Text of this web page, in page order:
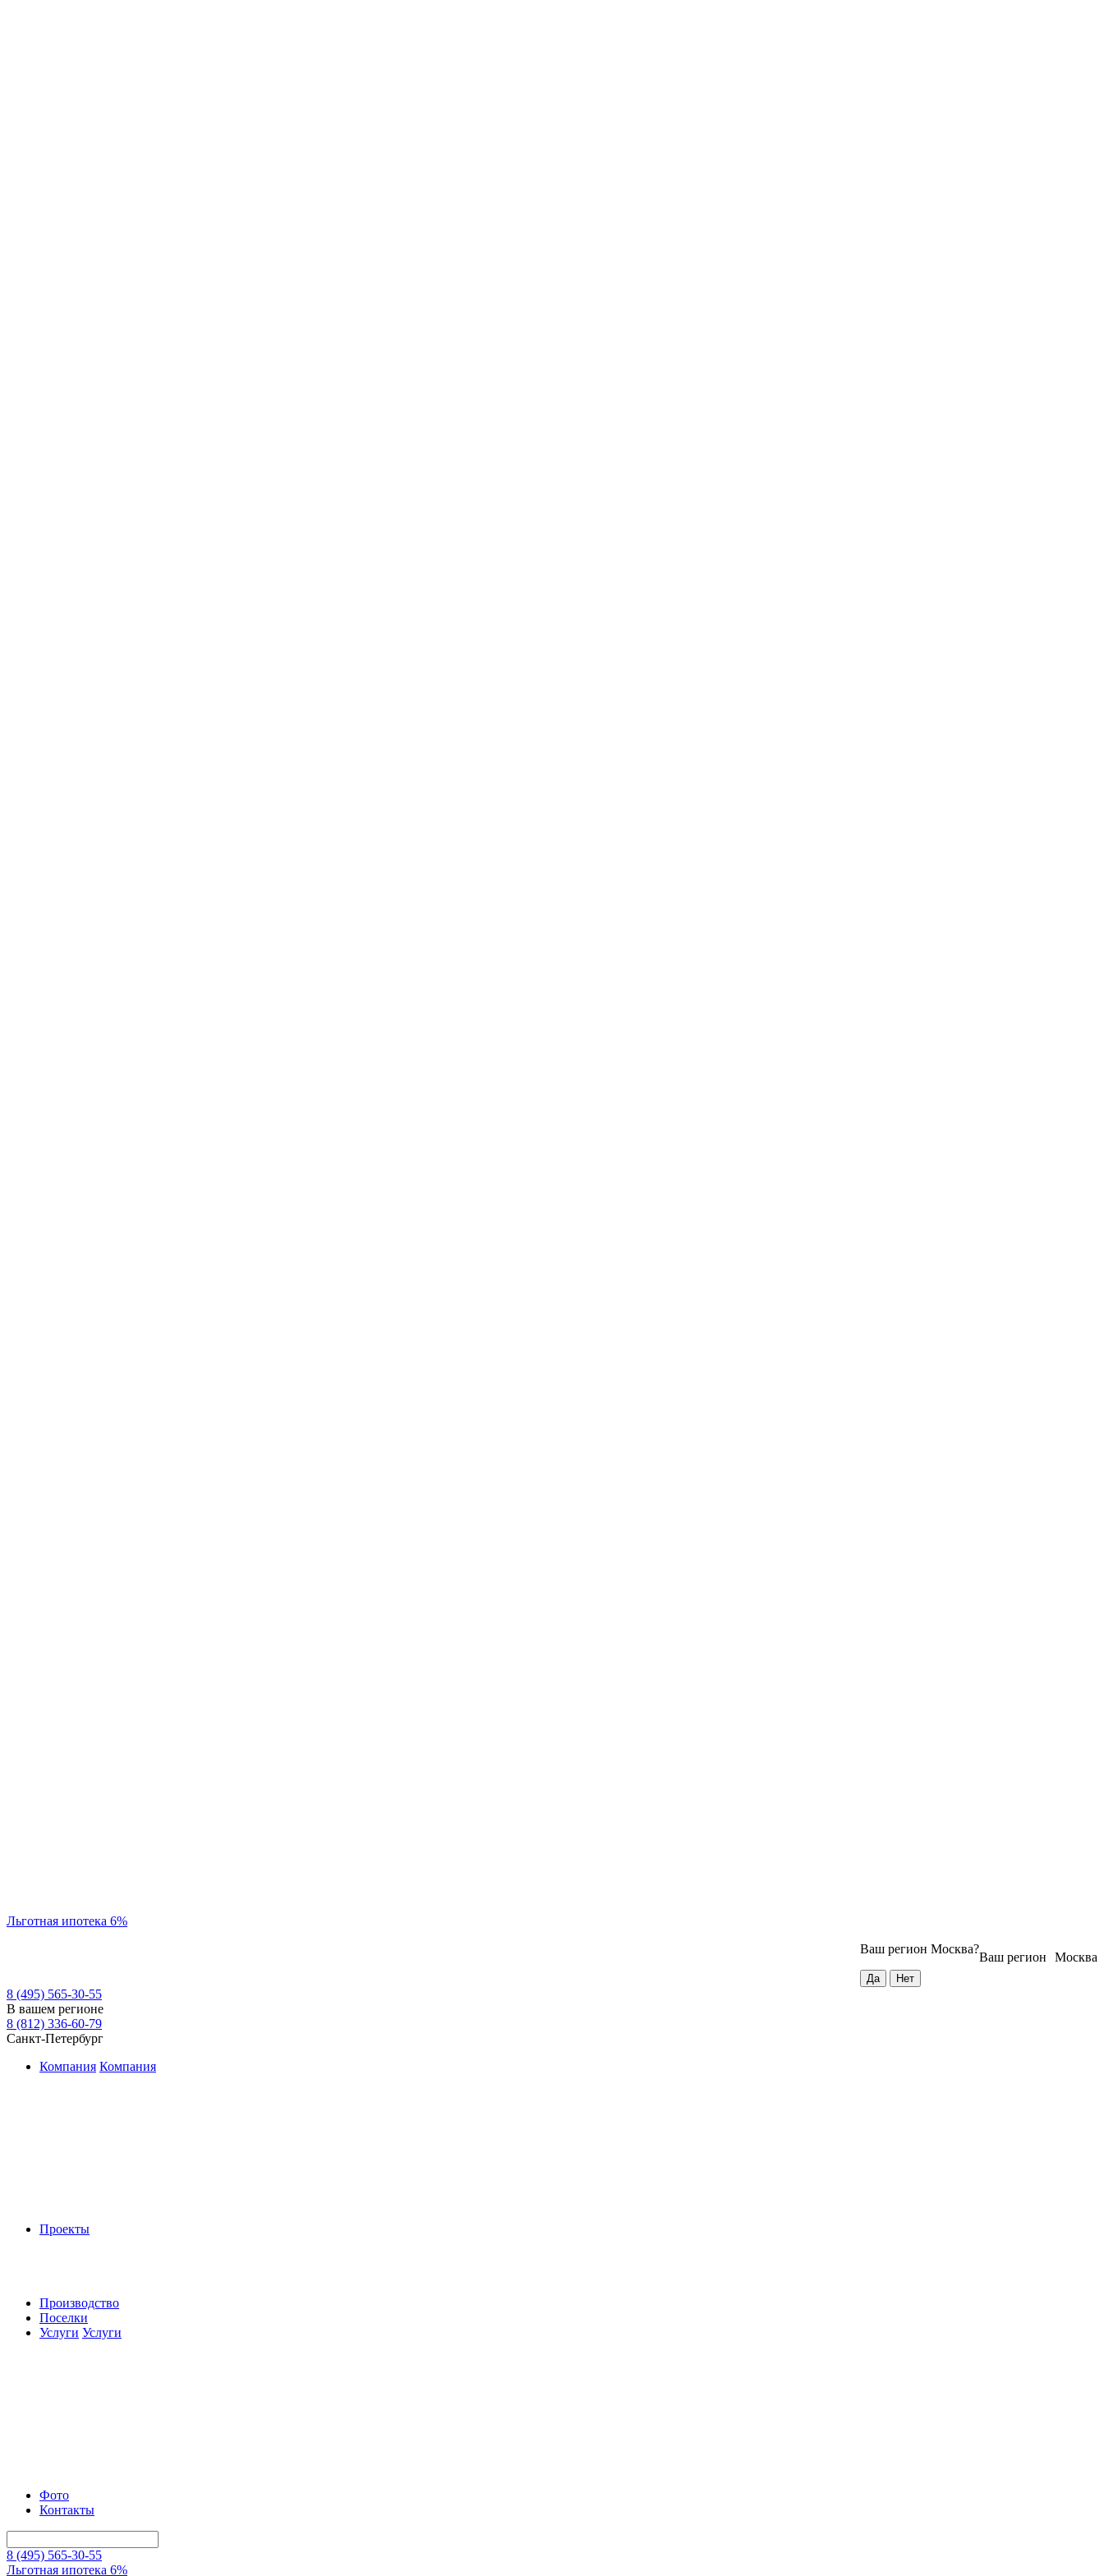
Льготная ипотека 6%
Москва
Ваш регион
Ваш регион Москва?
8 (495) 565-30-55
В вашем регионе
8 (812) 336-60-79
Санкт-Петербург
Компания Компания
Проекты
Производство
Поселки
Услуги Услуги
Фото
Контакты
8 (495) 565-30-55
Льготная ипотека 6%